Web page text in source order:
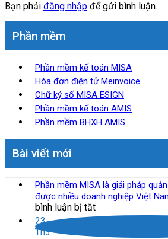
Bạn phải đăng nhập để gửi bình luận.
Phần mềm
Phần mềm kế toán MISA
Hóa đơn điện tử Meinvoice
Chữ ký số MISA ESIGN
Phần mềm kế toán AMIS
Phần mềm BHXH AMIS
Bài viết mới
Phần mềm MISA là giải pháp
được nhiều doanh nghiệp Việt
bình luận bị tắtở
Phần
23
Th3